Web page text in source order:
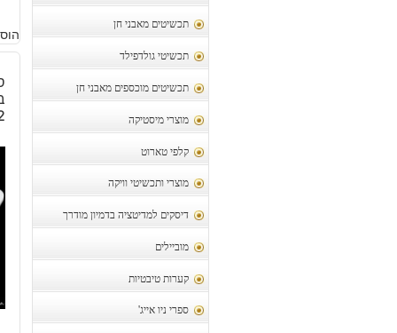
תכשיטים מאבני חן
תכשיטי גולדפילד
תכשיטים מוכספים מאבני חן
מוצרי מיסטיקה
קלפי טארוט
מוצרי ותכשיטי וויקה
דיסקים למדיטציה בדמיון מודרך
מוביילים
קערות טיבטיות
ספרי ניו אייג'